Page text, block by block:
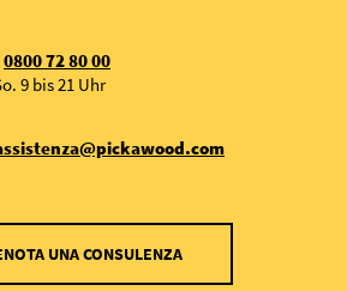
0800 72 80 00
9 bis 21 Uhr
UNA CONSULENZA